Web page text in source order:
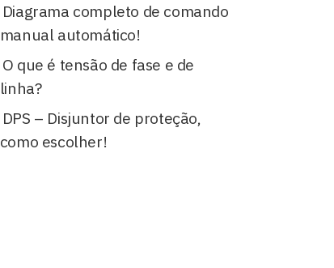
Diagrama completo de comando
manual automático!
O que é tensão de fase e de
linha?
DPS – Disjuntor de proteção,
como escolher!